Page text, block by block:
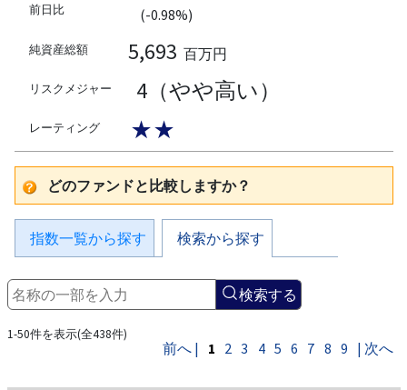
前日比
(-0.98%)
純資産総額 5,693 百万円
リスクメジャー 4（やや高い）
レーティング ★★
どのファンドと比較しますか？
指数一覧から探す 検索から探す
検索する
1-50件を表示(全438件)
前へ | 1 2 3 4 5 6 7 8 9 | 次へ